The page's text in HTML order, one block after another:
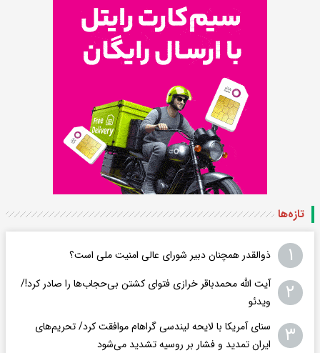
تازه‌ها
۱ ذوالقدر همچنان دبیر شورای ‌عالی امنیت ملی است؟
۲
آیت الله محمدباقر خرازی فتوای کشتن بی‌حجاب‌ها را صادر کرد!/
ویدئو
۳
سنای آمریکا با لایحه لیندسی گراهام موافقت کرد/ تحریم‌های
ایران تمدید و فشار بر روسیه تشدید می‌شود